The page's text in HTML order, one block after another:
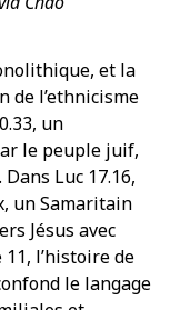
et la
de l’ethnicisme
un
le peuple juif,
Luc 17.16,
un Samaritain
Jésus avec
l’histoire de
le langage